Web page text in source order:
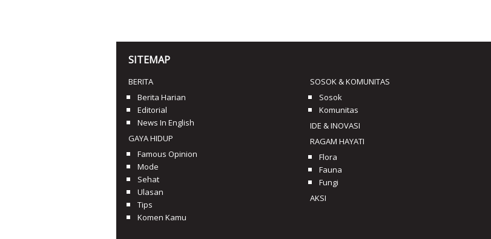
SITEMAP
BERITA
Berita Harian
Editorial
News In English
GAYA HIDUP
Famous Opinion
Mode
Sehat
Ulasan
Tips
Komen Kamu
SOSOK & KOMUNITAS
Sosok
Komunitas
IDE & INOVASI
RAGAM HAYATI
Flora
Fauna
Fungi
AKSI